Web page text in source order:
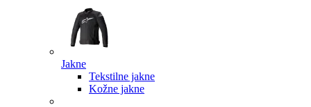
Jakne
Tekstilne jakne
Kožne jakne